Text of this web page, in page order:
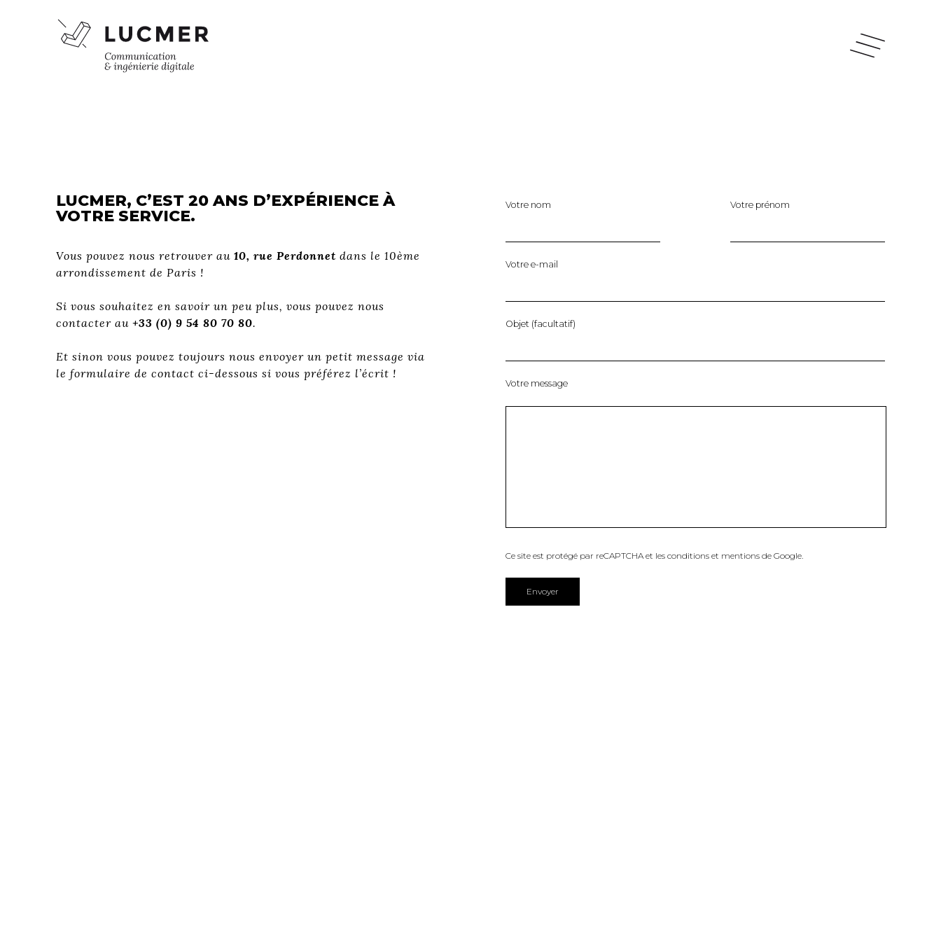
LUCMER, C’EST 20 ANS D’EXPÉRIENCE À
VOTRE SERVICE.
Vous pouvez nous retrouver au 10, rue Perdonnet dans le 10ème
arrondissement de Paris !
Si vous souhaitez en savoir un peu plus, vous pouvez nous
contacter au +33 (0) 9 54 80 70 80.
Et sinon vous pouvez toujours nous envoyer un petit message via
le formulaire de contact ci-dessous si vous préférez l’écrit !
Votre nom Votre prénom
Votre e-mail
Objet (facultatif)
Votre message
Ce site est protégé par reCAPTCHA et les conditions et mentions de Google.